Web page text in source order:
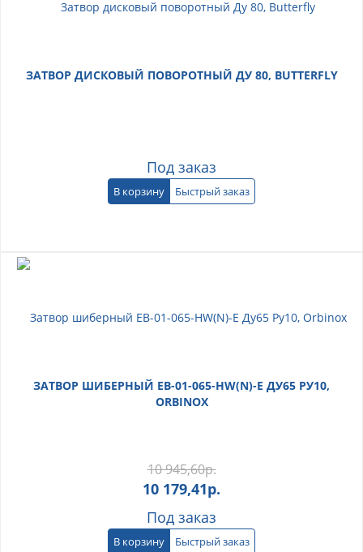
ЗАТВОР ДИСКОВЫЙ ПОВОРОТНЫЙ ДУ 80, BUTTERFLY
Под заказ
В корзину Быстрый заказ
ЗАТВОР ШИБЕРНЫЙ ЕВ-01-065-HW(N)-E ДУ65 РУ10,
ORBINOX
10 945,60р.
10 179,41р.
Под заказ
В корзину Быстрый заказ